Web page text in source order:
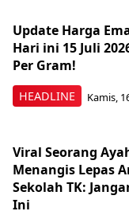
HEADLINE
Update Harga
Hari ini 15 Juli
Per Gram!
Kamis,
Viral Seorang
Menangis Lepas
Sekolah TK:
Ini